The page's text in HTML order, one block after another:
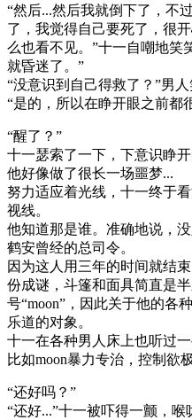
“然后...然后我就倒下了，不
了，我觉得自己要死了，很
么也看不见。”十一自嘲地笑
就昏迷了。”
“没意识到自己得救了？”男人
“是的，所以在睁开眼之前都
“醒了？”
十一瑟索了一下，下意识睁
他好像做了很长一场噩梦...
努力适应着光线，十一终于
视线。
他知道那是谁。准确地说，没
鹤安曾经的总司令。
因为这人用三年的时间就结
份成谜，斗篷和面具简直是
号“moon”，因此关于他的各
乐道的对象。
十一在各种男人床上也听过
比如moon暴力专治，控制欲极
“还好吗？”
“还好...”十一被吓得一颤，